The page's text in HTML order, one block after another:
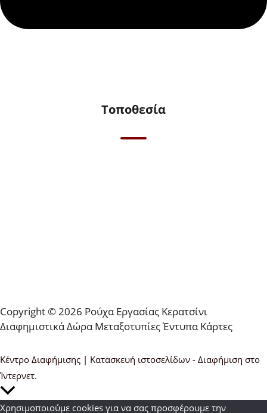
Τοποθεσία
Copyright © 2026 Ρούχα Εργασίας Κερατσίνι
Διαφημιστικά Δώρα Μεταξοτυπίες Έντυπα Κάρτες
Κέντρο Διαφήμισης | Κατασκευή ιστοσελίδων - Διαφήμιση στο
Ίντερνετ.
στην
Χρησιμοποιούμε cookies για να σας προσφέρουμε την